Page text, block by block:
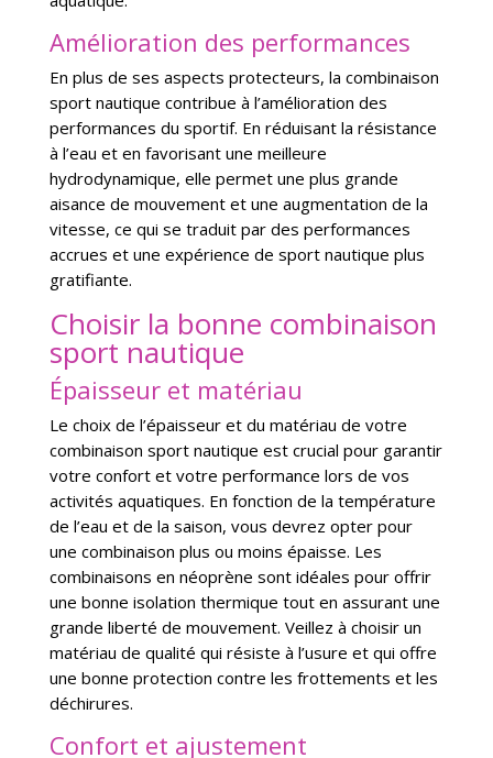
Amélioration des performances
En plus de ses aspects protecteurs, la combinaison
sport nautique contribue à l’amélioration des
performances du sportif. En réduisant la résistance
à l’eau et en favorisant une meilleure
hydrodynamique, elle permet une plus grande
aisance de mouvement et une augmentation de la
vitesse, ce qui se traduit par des performances
accrues et une expérience de sport nautique plus
gratifiante.
Choisir la bonne combinaison
sport nautique
Épaisseur et matériau
Le choix de l’épaisseur et du matériau de votre
combinaison sport nautique est crucial pour garantir
votre confort et votre performance lors de vos
activités aquatiques. En fonction de la température
de l’eau et de la saison, vous devrez opter pour
une combinaison plus ou moins épaisse. Les
combinaisons en néoprène sont idéales pour offrir
une bonne isolation thermique tout en assurant une
grande liberté de mouvement. Veillez à choisir un
matériau de qualité qui résiste à l’usure et qui offre
une bonne protection contre les frottements et les
déchirures.
Confort et ajustement